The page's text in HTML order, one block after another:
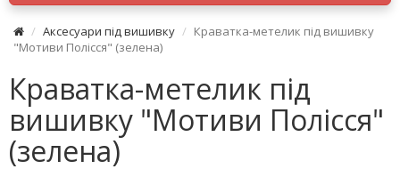
Аксесуари під вишивку
Краватка-метелик під вишивку
"Мотиви Полісся" (зелена)
Краватка-метелик під
вишивку "Мотиви Полісся"
(зелена)